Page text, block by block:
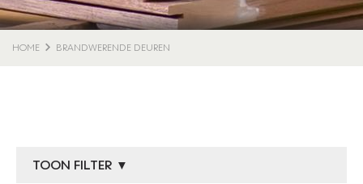
HOME BRANDWERENDE DEUREN
TOON FILTER ▼